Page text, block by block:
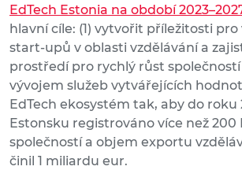
EdTech Estonia na období
hlavní cíle: (1) vytvořit příležitosti
start-upů v oblasti vzdělávání a
prostředí pro rychlý růst společností
vývojem služeb vytvářejících
EdTech ekosystém tak, aby do roku
Estonsku registrováno více než 200
společností a objem exportu
činil 1 miliardu eur.